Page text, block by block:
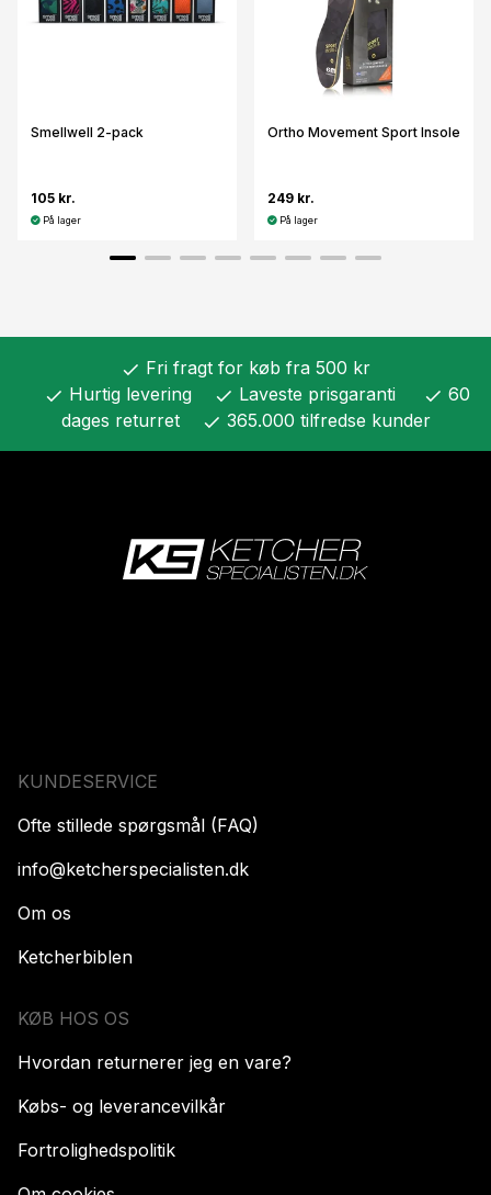
Smellwell 2-pack
105 kr.
På lager
Ortho Movement Sport Insole
249 kr.
På lager
check Fri fragt for køb fra 500 kr
check Hurtig levering check Laveste prisgaranti check 60
dages returret
check 365.000 tilfredse kunder
KUNDESERVICE
Ofte stillede spørgsmål (FAQ)
info@ketcherspecialisten.dk
Om os
Ketcherbiblen
KØB HOS OS
Hvordan returnerer jeg en vare?
Købs- og leverancevilkår
Fortrolighedspolitik